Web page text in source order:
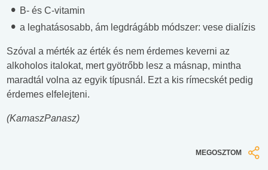
B- és C-vitamin
a leghatásosabb, ám legdrágább módszer: vese dialízis
Szóval a mérték az érték és nem érdemes keverni az
alkoholos italokat, mert gyötrőbb lesz a másnap, mintha
maradtál volna az egyik típusnál. Ezt a kis rímecskét pedig
érdemes elfelejteni.
(KamaszPanasz)
MEGOSZTOM